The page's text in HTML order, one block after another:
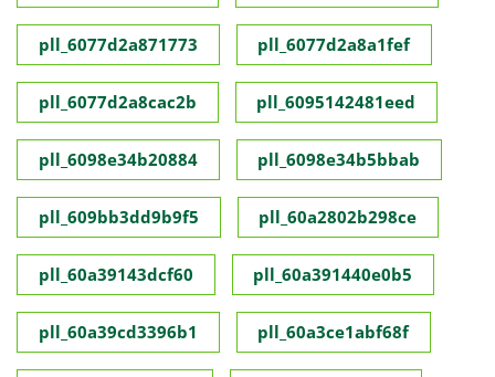
pll_6077d2a871773 pll_6077d2a8a1fef
pll_6077d2a8cac2b pll_6095142481eed
pll_6098e34b20884 pll_6098e34b5bbab
pll_609bb3dd9b9f5 pll_60a2802b298ce
pll_60a39143dcf60 pll_60a391440e0b5
pll_60a39cd3396b1 pll_60a3ce1abf68f